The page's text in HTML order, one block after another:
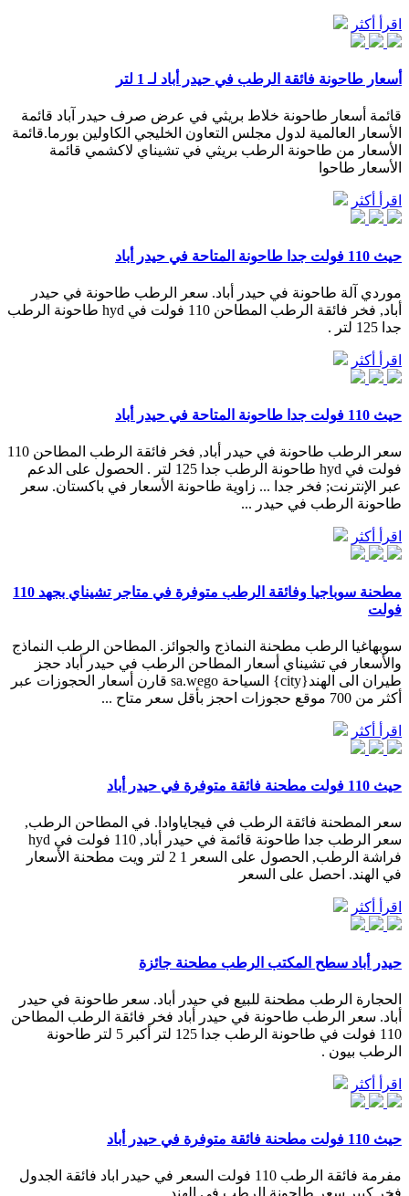
اقرأ أكثر
أسعار طاحونة فائقة الرطب في حيدر أباد لـ 1 لتر
قائمة أسعار طاحونة خلاط بريثي في عرض صرف حيدر آباد قائمة
الأسعار العالمية لدول مجلس التعاون الخليجي الكاولين بورما.قائمة
الأسعار من طاحونة الرطب بريثي في تشيناي لاكشمي قائمة
الأسعار طاحوا
اقرأ أكثر
حيث 110 فولت جدا طاحونة المتاحة في حيدر أباد
موردي آلة طاحونة في حيدر أباد. سعر الرطب طاحونة في حيدر
أباد, فخر فائقة الرطب المطاحن 110 فولت في hyd طاحونة الرطب
جدا 125 لتر .
اقرأ أكثر
حيث 110 فولت جدا طاحونة المتاحة في حيدر أباد
سعر الرطب طاحونة في حيدر أباد, فخر فائقة الرطب المطاحن 110
فولت في hyd طاحونة الرطب جدا 125 لتر . الحصول على الدعم
عبر الإنترنت; فخر جدا ... زاوية طاحونة الأسعار في باكستان. سعر
طاحونة الرطب في حيدر ...
اقرأ أكثر
مطحنة سوباجيا وفائقة الرطب متوفرة في متاجر تشيناي بجهد 110
فولت
سوبهاغيا الرطب مطحنة النماذج والجوائز. المطاحن الرطب النماذج
والأسعار في تشيناي أسعار المطاحن الرطب في حيدر أباد حجز
طيران الى الهند{city} السياحة sa.wego قارن أسعار الحجوزات عبر
أكثر من 700 موقع حجوزات احجز بأقل سعر متاح ...
اقرأ أكثر
حيث 110 فولت مطحنة فائقة متوفرة في حيدر أباد
سعر المطحنة فائقة الرطب في فيجاياوادا. في المطاحن الرطب,
سعر الرطب جدا طاحونة قائمة في حيدر أباد, 110 فولت في hyd
فراشة الرطب, الحصول على السعر 1 2 لتر ويت مطحنة الأسعار
في الهند. احصل على السعر
اقرأ أكثر
حيدر أباد سطح المكتب الرطب مطحنة جائزة
الحجارة الرطب مطحنة للبيع في حيدر أباد. سعر طاحونة في حيدر
أباد. سعر الرطب طاحونة في حيدر أباد فخر فائقة الرطب المطاحن
110 فولت في طاحونة الرطب جدا 125 لتر أكبر 5 لتر طاحونة
الرطب بيون .
اقرأ أكثر
حيث 110 فولت مطحنة فائقة متوفرة في حيدر أباد
مفرمة فائقة الرطب 110 فولت السعر في حيدر اباد فائقة الجدول